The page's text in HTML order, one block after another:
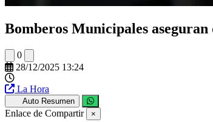
Bomberos Municipales aseguran
0
28/12/2025 13:24
La Hora
Auto Resumen
Enlace de Compartir ×